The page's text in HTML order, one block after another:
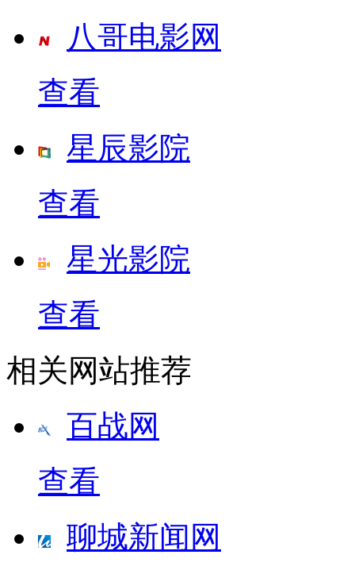
八哥电影网
查看
星辰影院
查看
星光影院
查看
相关网站推荐
百战网
查看
聊城新闻网